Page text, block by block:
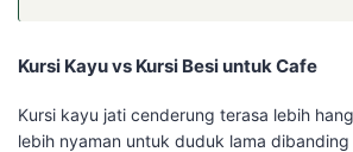
Kursi Kayu vs Kursi Besi untuk Cafe
Kursi kayu jati cenderung terasa lebih
lebih nyaman untuk duduk lama